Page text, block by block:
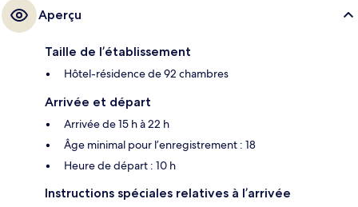
Aperçu
Taille de l’établissement
Hôtel-résidence de 92 chambres
Arrivée et départ
Arrivée de 15 h à 22 h
Âge minimal pour l’enregistrement : 18
Heure de départ : 10 h
Instructions spéciales relatives à l’arrivée